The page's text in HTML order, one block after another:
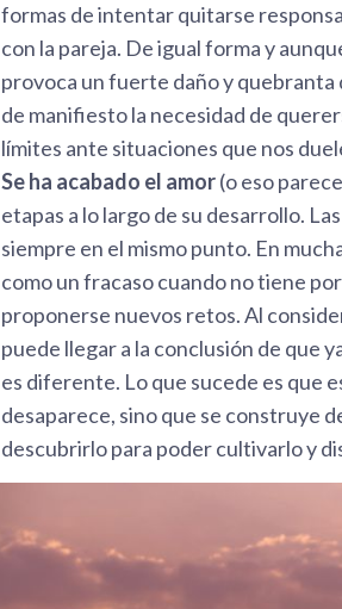
formas de intentar quitarse
con la pareja. De igual forma y
provoca un fuerte daño y quebranta
de manifiesto la necesidad de
límites ante situaciones que nos
Se ha acabado el amor(o eso
etapas a lo largo de su desarrollo.
siempre en el mismo punto. En
como un fracaso cuando no tiene
proponerse nuevos retos. Al
puede llegar a la conclusión de que
es diferente. Lo que sucede es que
desaparece, sino que se construye
descubrirlo para poder cultivarlo y